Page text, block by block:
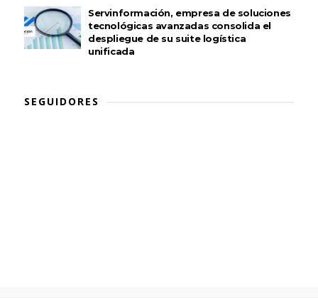
Servinformación, empresa de soluciones
tecnológicas avanzadas consolida el
despliegue de su suite logística
unificada
SEGUIDORES